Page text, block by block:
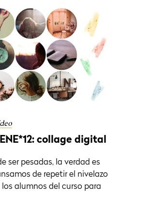
collage digital
ser pesadas, la verdad es
de repetir el nivelazo
alumnos del curso para